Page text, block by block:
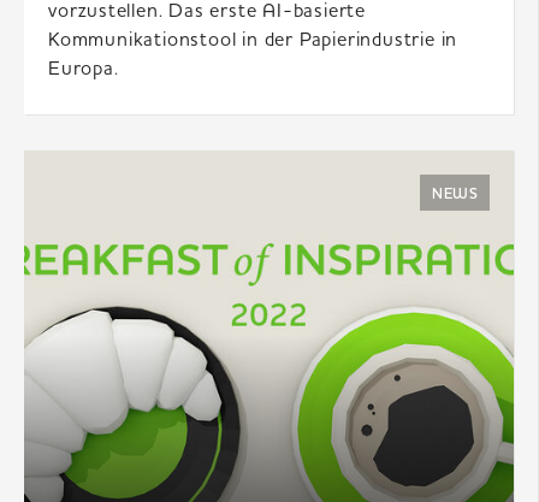
vorzustellen. Das erste AI-basierte
Kommunikationstool in der Papierindustrie in
Europa.
NEWS